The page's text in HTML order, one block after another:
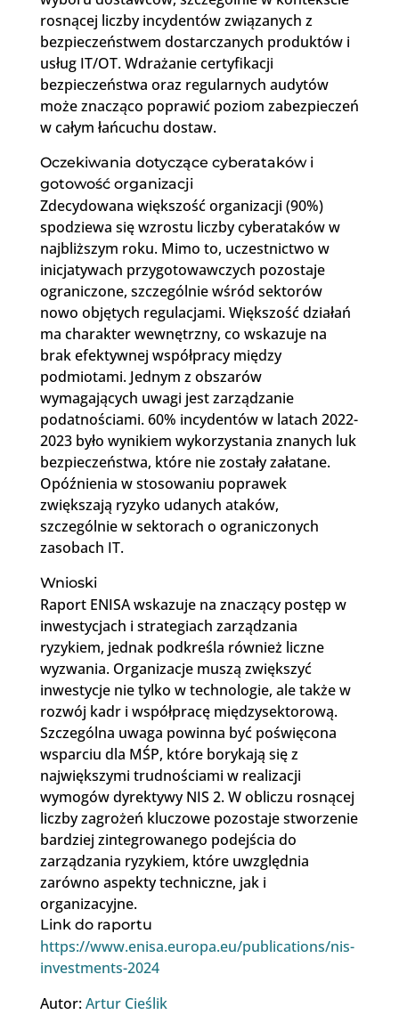
rosnącej liczby incydentów związanych z
bezpieczeństwem dostarczanych produktów i
usług IT/OT. Wdrażanie certyfikacji
bezpieczeństwa oraz regularnych audytów
może znacząco poprawić poziom zabezpieczeń
w całym łańcuchu dostaw.
Oczekiwania dotyczące cyberataków i
gotowość organizacji
Zdecydowana większość organizacji (90%)
spodziewa się wzrostu liczby cyberataków w
najbliższym roku. Mimo to, uczestnictwo w
inicjatywach przygotowawczych pozostaje
ograniczone, szczególnie wśród sektorów
nowo objętych regulacjami. Większość działań
ma charakter wewnętrzny, co wskazuje na
brak efektywnej współpracy między
podmiotami. Jednym z obszarów
wymagających uwagi jest zarządzanie
podatnościami. 60% incydentów w latach 2022-
2023 było wynikiem wykorzystania znanych luk
bezpieczeństwa, które nie zostały załatane.
Opóźnienia w stosowaniu poprawek
zwiększają ryzyko udanych ataków,
szczególnie w sektorach o ograniczonych
zasobach IT.
Wnioski
Raport ENISA wskazuje na znaczący postęp w
inwestycjach i strategiach zarządzania
ryzykiem, jednak podkreśla również liczne
wyzwania. Organizacje muszą zwiększyć
inwestycje nie tylko w technologie, ale także w
rozwój kadr i współpracę międzysektorową.
Szczególna uwaga powinna być poświęcona
wsparciu dla MŚP, które borykają się z
największymi trudnościami w realizacji
wymogów dyrektywy NIS 2. W obliczu rosnącej
liczby zagrożeń kluczowe pozostaje stworzenie
bardziej zintegrowanego podejścia do
zarządzania ryzykiem, które uwzględnia
zarówno aspekty techniczne, jak i
organizacyjne.
Link do raportu
https://www.enisa.europa.eu/publications/nis-
investments-2024
Autor:Artur Cieślik